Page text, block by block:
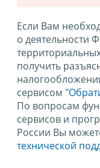
Если Вам
о деятельности
получить
сервисом
По вопросам
сервисов и
России Вы
технической